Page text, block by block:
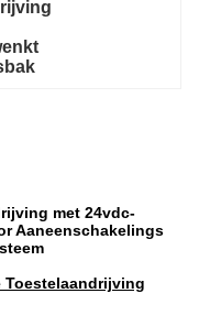
met 24vdc-
Aaneenschakelings
Toestelaandrijving